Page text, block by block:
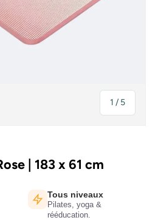
1 / de
5
| 183 x 61 cm
Tous niveaux
Pilates, yoga &
rééducation.